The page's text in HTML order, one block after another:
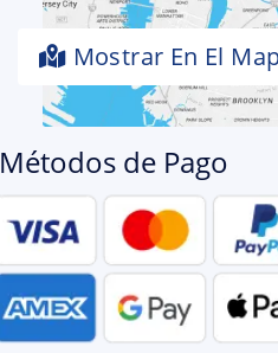
Mostrar En El
Métodos de Pago